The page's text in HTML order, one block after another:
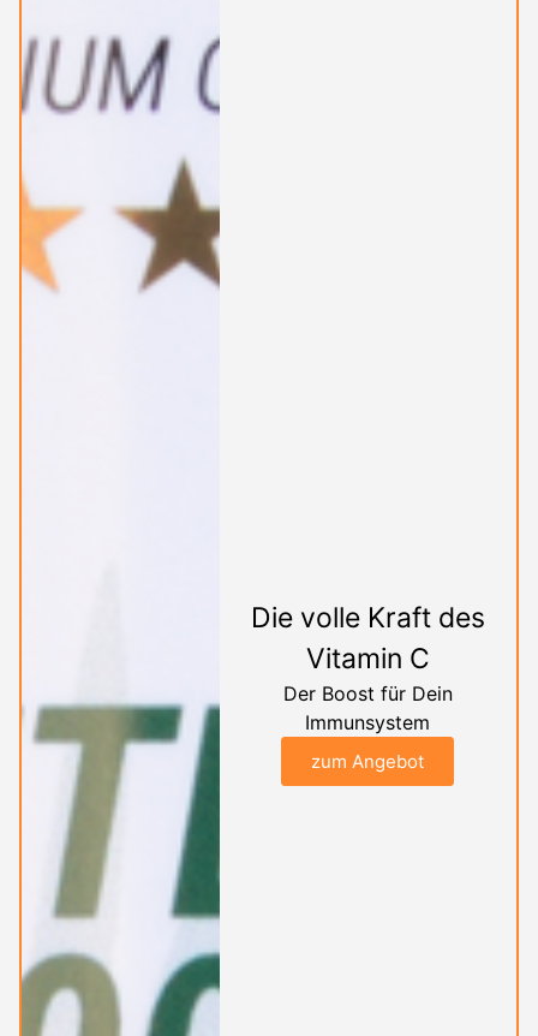
Die volle Kraft des
Vitamin C
Der Boost für Dein
Immunsystem
zum Angebot